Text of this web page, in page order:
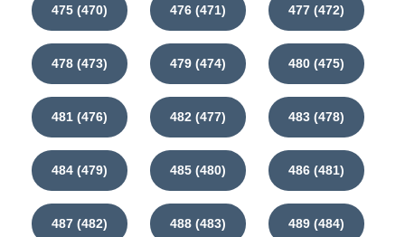
475 (470) 476 (471) 477 (472)
478 (473) 479 (474) 480 (475)
481 (476) 482 (477) 483 (478)
484 (479) 485 (480) 486 (481)
487 (482) 488 (483) 489 (484)